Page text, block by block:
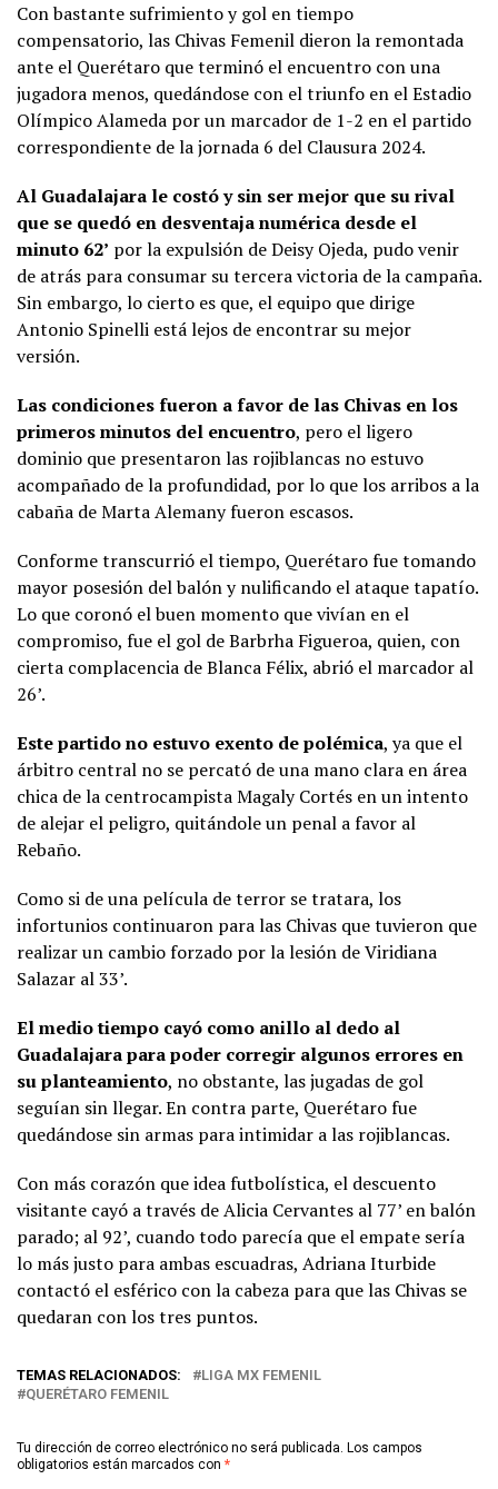
Con bastante sufrimiento y gol en tiempo
compensatorio, las Chivas Femenil dieron la remontada
ante el Querétaro que terminó el encuentro con una
jugadora menos, quedándose con el triunfo en el Estadio
Olímpico Alameda por un marcador de 1-2 en el partido
correspondiente de la jornada 6 del Clausura 2024.
Al Guadalajara le costó y sin ser mejor que su rival
que se quedó en desventaja numérica desde el
minuto 62’ por la expulsión de Deisy Ojeda, pudo venir
de atrás para consumar su tercera victoria de la campaña.
Sin embargo, lo cierto es que, el equipo que dirige
Antonio Spinelli está lejos de encontrar su mejor
versión.
Las condiciones fueron a favor de las Chivas en los
primeros minutos del encuentro, pero el ligero
dominio que presentaron las rojiblancas no estuvo
acompañado de la profundidad, por lo que los arribos a la
cabaña de Marta Alemany fueron escasos.
Conforme transcurrió el tiempo, Querétaro fue tomando
mayor posesión del balón y nulificando el ataque tapatío.
Lo que coronó el buen momento que vivían en el
compromiso, fue el gol de Barbrha Figueroa, quien, con
cierta complacencia de Blanca Félix, abrió el marcador al
26’.
Este partido no estuvo exento de polémica, ya que el
árbitro central no se percató de una mano clara en área
chica de la centrocampista Magaly Cortés en un intento
de alejar el peligro, quitándole un penal a favor al
Rebaño.
Como si de una película de terror se tratara, los
infortunios continuaron para las Chivas que tuvieron que
realizar un cambio forzado por la lesión de Viridiana
Salazar al 33’.
El medio tiempo cayó como anillo al dedo al
Guadalajara para poder corregir algunos errores en
su planteamiento, no obstante, las jugadas de gol
seguían sin llegar. En contra parte, Querétaro fue
quedándose sin armas para intimidar a las rojiblancas.
Con más corazón que idea futbolística, el descuento
visitante cayó a través de Alicia Cervantes al 77’ en balón
parado; al 92’, cuando todo parecía que el empate sería
lo más justo para ambas escuadras, Adriana Iturbide
contactó el esférico con la cabeza para que las Chivas se
quedaran con los tres puntos.
TEMAS RELACIONADOS:
LIGA MX FEMENIL
QUERÉTARO FEMENIL
Tu dirección de correo electrónico no será publicada. Los campos
obligatorios están marcados con *